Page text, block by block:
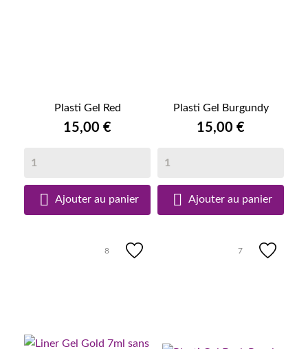
Plasti Gel Red
15,00 €
 Ajouter au panier
Plasti Gel Burgundy
15,00 €
 Ajouter au panier
8 7